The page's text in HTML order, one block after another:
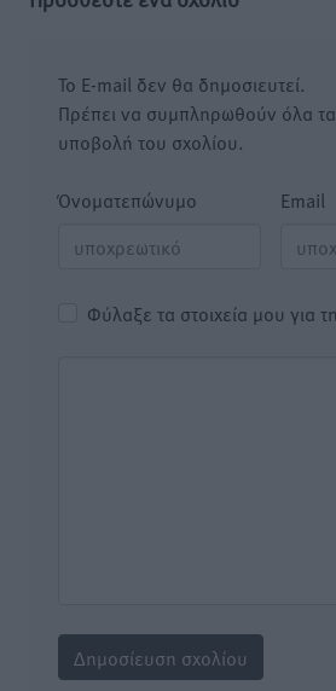
Το E-mail δεν θα δημοσιευτεί.
Πρέπει να συμπληρωθούν όλα τα
υποβολή του σχολίου.
Όνοματεπώνυμο Email
Φύλαξε τα στοιχεία μου για